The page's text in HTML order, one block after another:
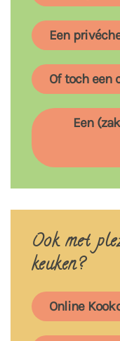
Een
Of toch een
Een
Ook met
keuken?
Online